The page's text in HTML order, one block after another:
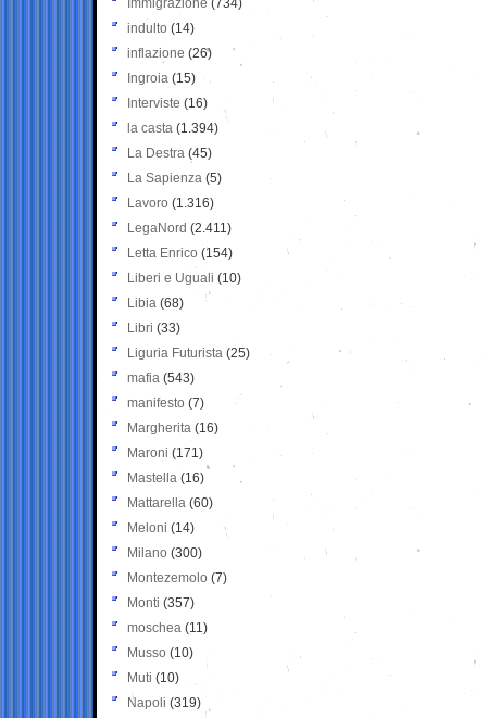
Immigrazione (734)
indulto (14)
inflazione (26)
Ingroia (15)
Interviste (16)
la casta (1.394)
La Destra (45)
La Sapienza (5)
Lavoro (1.316)
LegaNord (2.411)
Letta Enrico (154)
Liberi e Uguali (10)
Libia (68)
Libri (33)
Liguria Futurista (25)
mafia (543)
manifesto (7)
Margherita (16)
Maroni (171)
Mastella (16)
Mattarella (60)
Meloni (14)
Milano (300)
Montezemolo (7)
Monti (357)
moschea (11)
Musso (10)
Muti (10)
Napoli (319)